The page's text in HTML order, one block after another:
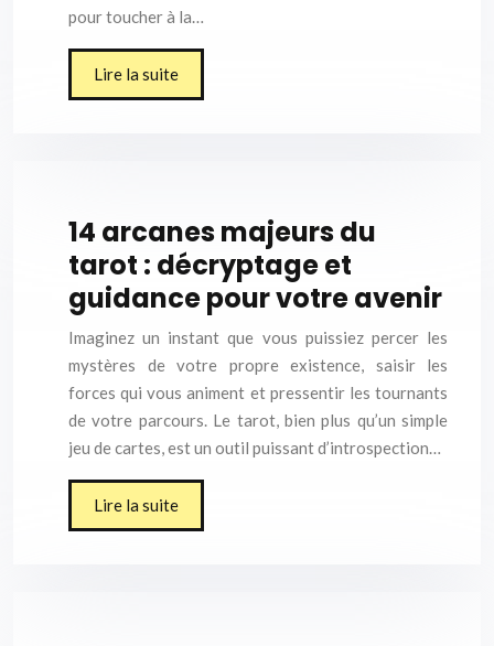
pour toucher à la…
Lire la suite
14 arcanes majeurs du
tarot : décryptage et
guidance pour votre avenir
Imaginez un instant que vous puissiez percer les
mystères de votre propre existence, saisir les
forces qui vous animent et pressentir les tournants
de votre parcours. Le tarot, bien plus qu’un simple
jeu de cartes, est un outil puissant d’introspection…
Lire la suite